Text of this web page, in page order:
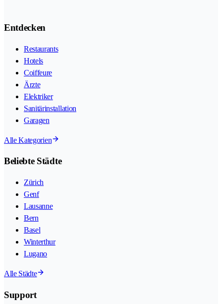
Entdecken
Restaurants
Hotels
Coiffeure
Ärzte
Elektriker
Sanitärinstallation
Garagen
Alle Kategorien
Beliebte Städte
Zürich
Genf
Lausanne
Bern
Basel
Winterthur
Lugano
Alle Städte
Support